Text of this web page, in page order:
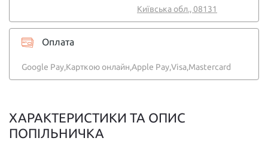
Київська обл., 08131
Оплата
Google Pay,Карткою онлайн,Apple Pay,Visa,Mastercard
ХАРАКТЕРИСТИКИ ТА ОПИС
ПОПІЛЬНИЧКА